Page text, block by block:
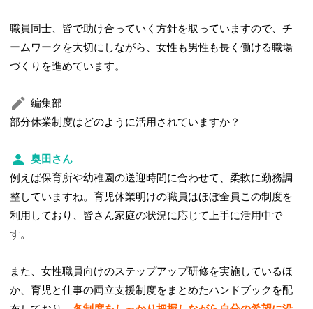
職員同士、皆で助け合っていく方針を取っていますので、チ
ームワークを大切にしながら、女性も男性も長く働ける職場
づくりを進めています。
編集部
部分休業制度はどのように活用されていますか？
奥田さん
例えば保育所や幼稚園の送迎時間に合わせて、柔軟に勤務調
整していますね。育児休業明けの職員はほぼ全員この制度を
利用しており、皆さん家庭の状況に応じて上手に活用中で
す。
また、女性職員向けのステップアップ研修を実施しているほ
か、育児と仕事の両立支援制度をまとめたハンドブックを配